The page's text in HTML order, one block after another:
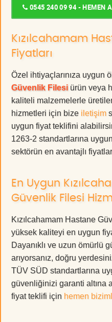
0545 240 09 94 - HEMEN
Kızılcahamam
Fiyatları
Özel ihtiyaçlarınıza uygun
Güvenlik Filesi ürün veya
kaliteli malzemelerle
hizmetleri için bize iletişim
uygun fiyat teklifini
1263-2 standartlarına
sektörün en avantajlı
En Uygun
Güvenlik Filesi
Kızılcahamam Hastane
yüksek kaliteyi en uygun
Dayanıklı ve uzun ömürlü
arıyorsanız, doğru
TÜV SÜD standartlarına
güvenliğinizi garanti altına
fiyat teklifi için hemen